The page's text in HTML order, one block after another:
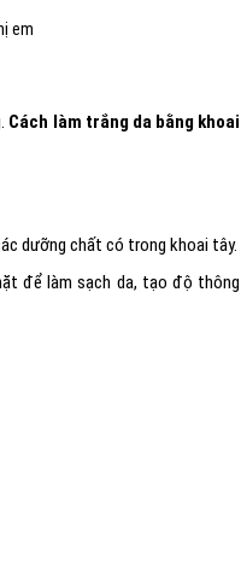
em
Cách làm trắng da bằng khoai
dưỡng chất có trong khoai tây.
để làm sạch da, tạo độ thông